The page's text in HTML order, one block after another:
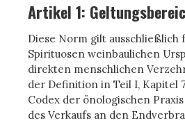
Artikel 1:
Diese Norm gilt
Spirituosen weinbaulichen
direkten menschlichen
der Definition in Teil I, Kapitel
Codex der önologischen
des Verkaufs an den